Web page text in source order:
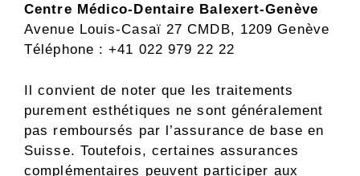
Centre Médico-Dentaire Balexert-Genève
Avenue Louis-Casaï 27 CMDB, 1209 Genève
Téléphone : +41 022 979 22 22
Il convient de noter que les traitements
purement esthétiques ne sont généralement
pas remboursés par l’assurance de base en
Suisse. Toutefois, certaines assurances
complémentaires peuvent participer aux